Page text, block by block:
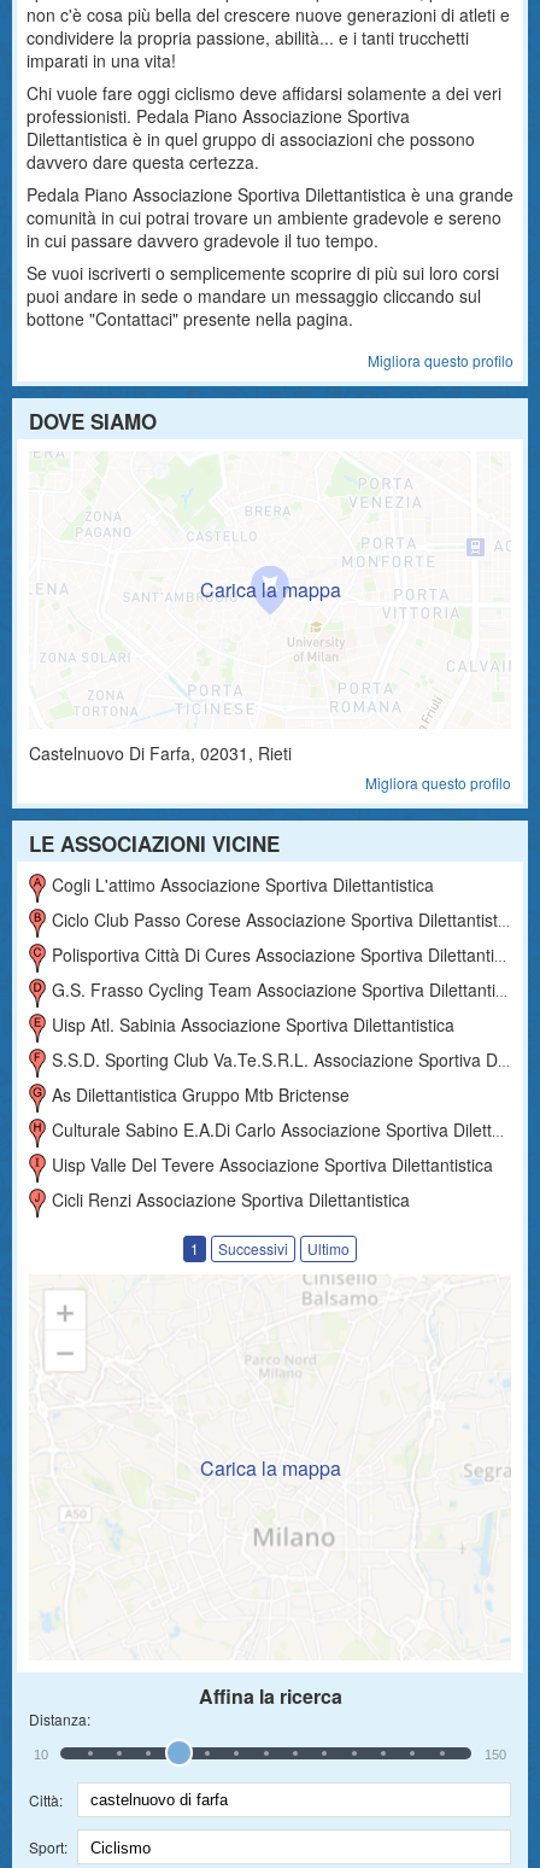
non c'è cosa più bella del crescere nuove generazioni di atleti e
condividere la propria passione, abilità... e i tanti trucchetti
imparati in una vita!
Chi vuole fare oggi ciclismo deve affidarsi solamente a dei veri
professionisti. Pedala Piano Associazione Sportiva
Dilettantistica è in quel gruppo di associazioni che possono
davvero dare questa certezza.
Pedala Piano Associazione Sportiva Dilettantistica è una grande
comunità in cui potrai trovare un ambiente gradevole e sereno
in cui passare davvero gradevole il tuo tempo.
Se vuoi iscriverti o semplicemente scoprire di più sui loro corsi
puoi andare in sede o mandare un messaggio cliccando sul
bottone "Contattaci" presente nella pagina.
Migliora questo profilo
DOVE SIAMO
Castelnuovo Di Farfa, 02031 , Rieti
Migliora questo profilo
LE ASSOCIAZIONI VICINE
Cogli L'attimo Associazione Sportiva Dilettantistica
Ciclo Club Passo Corese Associazione Sportiva Dilettantistica
Polisportiva Città Di Cures Associazione Sportiva Dilettantistica
G.s. Frasso Cycling Team Associazione Sportiva Dilettantistica
Uisp Atl. Sabinia Associazione Sportiva Dilettantistica
S.s.d. Sporting Club Va.te.s.r.l. Associazione Sportiva Dilettantistica
As Dilettantistica Gruppo Mtb Brictense
Culturale Sabino E.a.di Carlo Associazione Sportiva Dilettantistica
Uisp Valle Del Tevere Associazione Sportiva Dilettantistica
Cicli Renzi Associazione Sportiva Dilettantistica
1 Successivi Ultimo
Carica la mappa
Affina la ricerca
Distanza:
10 150
Città:
Sport: